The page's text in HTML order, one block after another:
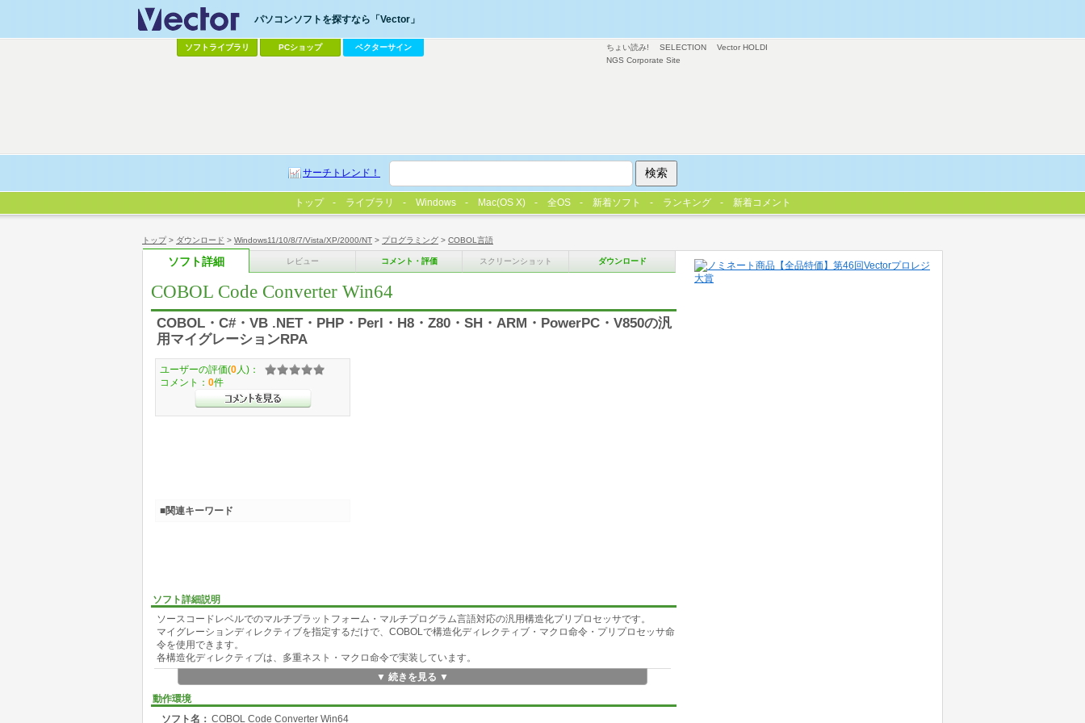
トップ> ダウンロード > Windows11/10/8/7/Vista/XP/2000/NT > プログラミング > COBOL言語
ソフト詳細 レビュー コメント・評価 スクリーンショット ダウンロード
COBOL Code Converter Win64
COBOL・C#・VB .NET・PHP・Perl・H8・Z80・SH・ARM・PowerPC・V850の汎
用マイグレーションRPA
ソフト詳細説明
ソースコードレベルでのマルチプラットフォーム・マルチプログラム言語対応の汎用構造化プリプロセッサです。
マイグレーションディレクティブを指定するだけで、COBOLで構造化ディレクティブ・マクロ命令・プリプロセッサ命
令を使用できます。
各構造化ディレクティブは、多重ネスト・マクロ命令で実装しています。
ソースコードから言語仕様に依存する部分を切り離し、config.txt（マクロ命令環境ファイル）に集約したため、config.t
xtを修正するだけで、言語仕様に依存しないプログラミングをする事ができます。
プリプロセッサなので、マイグレーションディレクティブとマクロ命令は、ネーミングも形式も自由に追加できます。
▼ 続きを見る ▼
動作環境
ソフト名： COBOL Code Converter Win64
ユーザーの評価(0 人)：
コメント： 0件
■関連キーワード
ちょい読み! SELECTION
Vector HOLDI
NGS Corporate Site
パソコンソフトを探すなら「Vector」
ソフトライブラリ PCショップ ベクターサイン
サーチトレンド！
トップ ライブラリ Windows Mac(OS X) 全OS 新着ソフト ランキング 新着コメント